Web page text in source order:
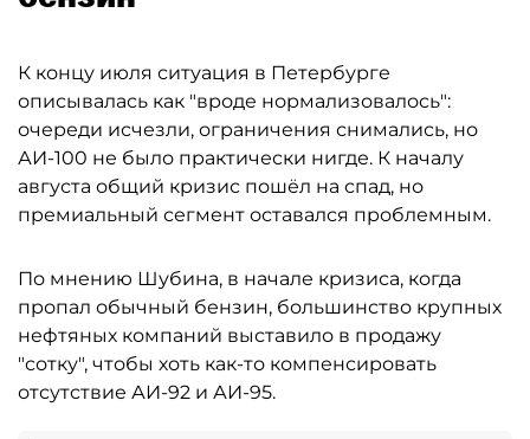
К концу июля ситуация в Петербурге
описывалась как "вроде нормализовалось":
очереди исчезли, ограничения снимались, но
АИ-100 не было практически нигде. К началу
августа общий кризис пошёл на спад, но
премиальный сегмент оставался проблемным.
По мнению Шубина, в начале кризиса, когда
пропал обычный бензин, большинство крупных
нефтяных компаний выставило в продажу
"сотку", чтобы хоть как-то компенсировать
отсутствие АИ-92 и АИ-95.